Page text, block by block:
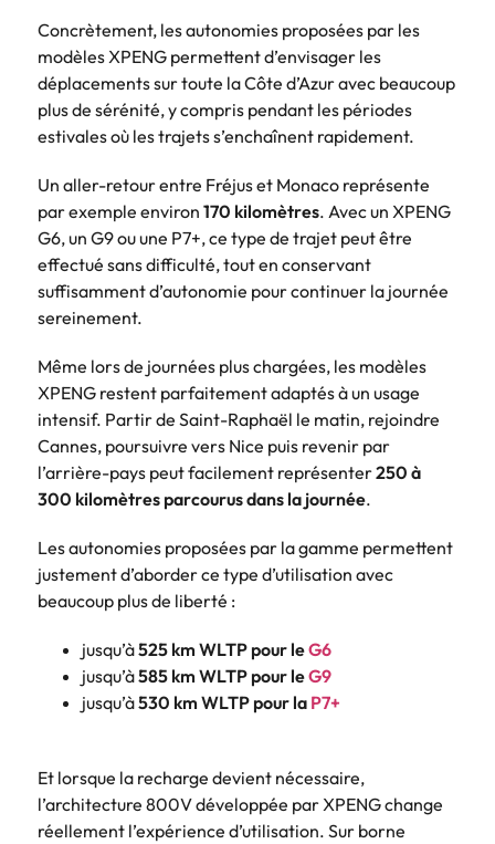
Concrètement, les autonomies proposées par les
modèles XPENG permettent d’envisager les
déplacements sur toute la Côte d’Azur avec beaucoup
plus de sérénité, y compris pendant les périodes
estivales où les trajets s’enchaînent rapidement.
Un aller-retour entre Fréjus et Monaco représente
par exemple environ 170 kilomètres. Avec un XPENG
G6, un G9 ou une P7+, ce type de trajet peut être
effectué sans difficulté, tout en conservant
suffisamment d’autonomie pour continuer la journée
sereinement.
Même lors de journées plus chargées, les modèles
XPENG restent parfaitement adaptés à un usage
intensif. Partir de Saint-Raphaël le matin, rejoindre
Cannes, poursuivre vers Nice puis revenir par
l’arrière-pays peut facilement représenter250 à
300 kilomètres parcourus dans la journée.
Les autonomies proposées par la gamme permettent
justement d’aborder ce type d’utilisation avec
beaucoup plus de liberté :
jusqu’à525 km WLTP pour leG6
jusqu’à585 km WLTP pour leG9
jusqu’à530 km WLTP pour la P7+
Et lorsque la recharge devient nécessaire,
l’architecture 800V développée par XPENG change
réellement l’expérience d’utilisation. Sur borne